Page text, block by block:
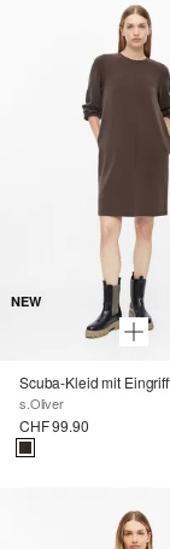
NEW
Scuba-Kleid mit
s.Oliver
CHF 99.90